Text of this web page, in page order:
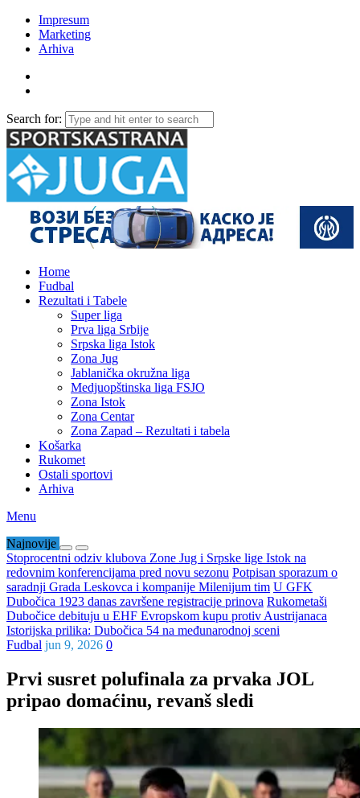
Impresum
Marketing
Arhiva
Search for:
Home
Fudbal
Rezultati i Tabele
Super liga
Prva liga Srbije
Srpska liga Istok
Zona Jug
Jablanička okružna liga
Medjuopštinska liga FSJO
Zona Istok
Zona Centar
Zona Zapad – Rezultati i tabela
Košarka
Rukomet
Ostali sportovi
Arhiva
Menu
Najnovije
Stoprocentni odziv klubova Zone Jug i Srpske lige Istok na
redovnim konferencijama pred novu sezonu Potpisan sporazum o
saradnji Grada Leskovca i kompanije Milenijum tim U GFK
Dubočica 1923 danas završene registracije prinova Rukometaši
Dubočice debituju u EHF Evropskom kupu protiv Austrijanaca
Istorijska prilika: Dubočica 54 na međunarodnoj sceni
Fudbal jun 9, 2026 0
Prvi susret polufinala za prvaka JOL
pripao domaćinu, revanš sledi